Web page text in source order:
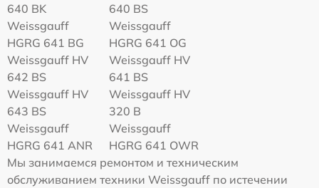
640 BK
640 BS
Weissgauff
HGRG 641 BG
Weissgauff
HGRG 641 OG
Weissgauff HV
642 BS
Weissgauff HV
641 BS
Weissgauff HV
643 BS
Weissgauff HV
320 B
Weissgauff
HGRG 641 ANR
Weissgauff
HGRG 641 OWR
Мы занимаемся ремонтом и техническим
обслуживанием техники Weissgauff по истечении